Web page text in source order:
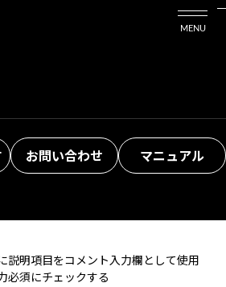
お問い合わせ マニュアル
MENU
ずコメントを入力させたい
説明項目をコメント入力欄として使用
必須にチェックする